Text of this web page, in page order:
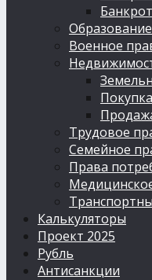
Образование
Военное
Трудовое
Семейное
Права
Калькуляторы
Проект 2025
Рубль
Антисанкции